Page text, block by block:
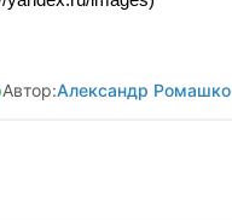
Автор:Александр Ромашко